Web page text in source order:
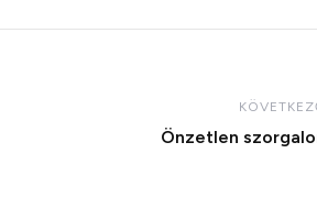
Önzetlen